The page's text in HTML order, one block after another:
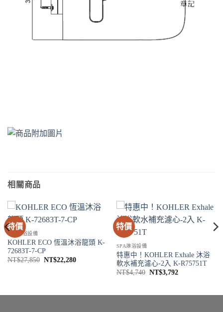
相關商品
特價
SPA淋浴設備
KOHLER ECO 恆溫沐浴龍頭 K-
72683T-7-CP
NT$27,850 原
NT$22,280目
特價
SPA淋浴設備
特惠中！KOHLER Exhale 沐浴
軟水補充濾心-2入 K-R75751T
NT$4,740 原
NT$3,792目